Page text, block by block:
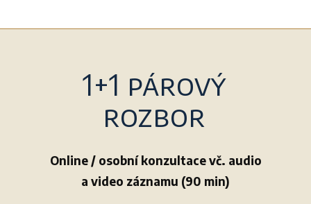
1+1 párový
rozbor
Online / osobní konzultace vč. audio
a video záznamu (90 min)